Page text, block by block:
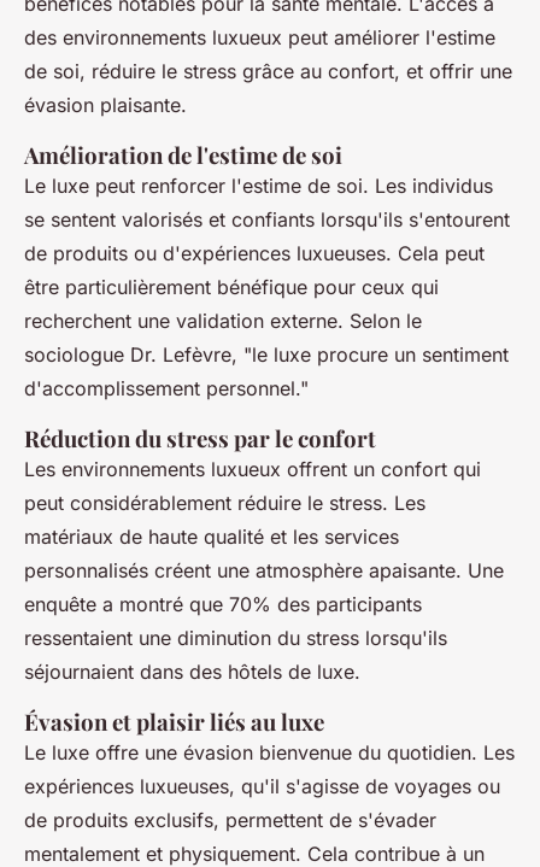
des environnements luxueux peut améliorer l'estime
de soi, réduire le stress grâce au confort, et offrir une
évasion plaisante.
Amélioration de l'estime de soi
Le luxe peut renforcer l'estime de soi. Les individus
se sentent valorisés et confiants lorsqu'ils s'entourent
de produits ou d'expériences luxueuses. Cela peut
être particulièrement bénéfique pour ceux qui
recherchent une validation externe. Selon le
sociologue Dr. Lefèvre, "le luxe procure un sentiment
d'accomplissement personnel."
Réduction du stress par le confort
Les environnements luxueux offrent un confort qui
peut considérablement réduire le stress. Les
matériaux de haute qualité et les services
personnalisés créent une atmosphère apaisante. Une
enquête a montré que 70% des participants
ressentaient une diminution du stress lorsqu'ils
séjournaient dans des hôtels de luxe.
Évasion et plaisir liés au luxe
Le luxe offre une évasion bienvenue du quotidien. Les
expériences luxueuses, qu'il s'agisse de voyages ou
de produits exclusifs, permettent de s'évader
mentalement et physiquement. Cela contribue à un